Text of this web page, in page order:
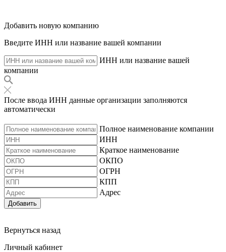
Добавить новую компанию
Введите ИНН или название вашей компании
ИНН или название вашей
компании
После ввода ИНН данные организации заполняются
автоматически
Полное наименование компании
ИНН
Краткое наименование
ОКПО
ОГРН
КПП
Адрес
Добавить
Вернуться назад
Личный кабинет